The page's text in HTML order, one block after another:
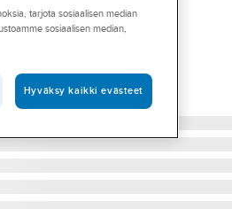
SIKLA M8
3215641
tarjota sosiaalisen median
sosiaalisen median,
Hyväksy kaikki evästeet